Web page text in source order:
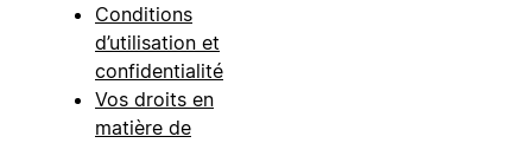
Conditions
d’utilisation et
confidentialité
Vos droits en
matière de